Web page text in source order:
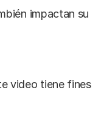
impactan su
video tiene fines